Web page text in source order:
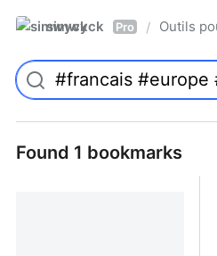
simwyck Pro / Outils
Found 1 bookmarks